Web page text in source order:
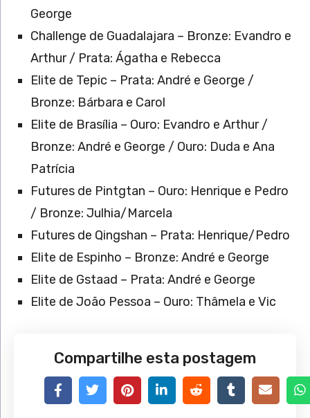
George
Challenge de Guadalajara – Bronze: Evandro e
Arthur / Prata: Ágatha e Rebecca
Elite de Tepic – Prata: André e George /
Bronze: Bárbara e Carol
Elite de Brasília – Ouro: Evandro e Arthur /
Bronze: André e George / Ouro: Duda e Ana
Patrícia
Futures de Pintgtan – Ouro: Henrique e Pedro
/ Bronze: Julhia/Marcela
Futures de Qingshan – Prata: Henrique/Pedro
Elite de Espinho – Bronze: André e George
Elite de Gstaad – Prata: André e George
Elite de João Pessoa – Ouro: Thâmela e Vic
Compartilhe esta postagem